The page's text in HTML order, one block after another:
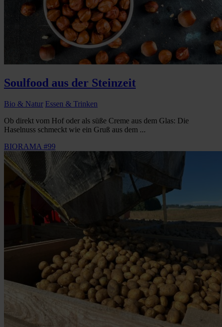
Soulfood aus der Steinzeit
Bio & Natur Essen & Trinken
Ob direkt vom Hof oder als süße Creme aus dem Glas: Die
Haselnuss schmeckt wie ein Gruß aus dem ...
BIORAMA #99